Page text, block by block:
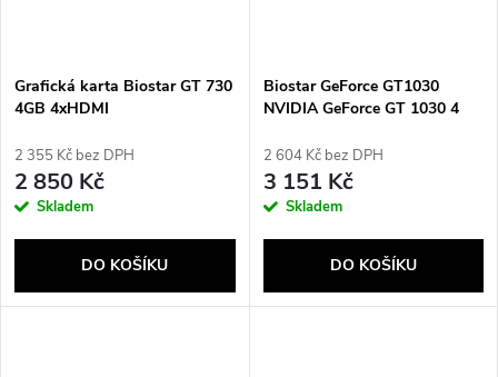
Grafická karta Biostar GT 730
4GB 4xHDMI
2 355 Kč bez DPH
2 850 Kč
Skladem
DO KOŠÍKU
Biostar GeForce GT1030
NVIDIA GeForce GT 1030 4
2 604 Kč bez DPH
3 151 Kč
Skladem
DO KOŠÍKU